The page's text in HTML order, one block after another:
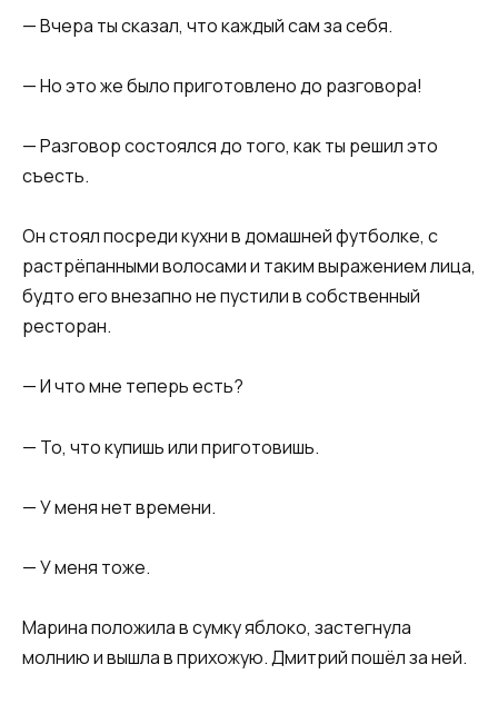
— Вчера ты сказал, что каждый сам за себя.
— Но это же было приготовлено до разговора!
— Разговор состоялся до того, как ты решил это
съесть.
Он стоял посреди кухни в домашней футболке, с
растрёпанными волосами и таким выражением лица,
будто его внезапно не пустили в собственный
ресторан.
— И что мне теперь есть?
— То, что купишь или приготовишь.
— У меня нет времени.
— У меня тоже.
Марина положила в сумку яблоко, застегнула
молнию и вышла в прихожую. Дмитрий пошёл за ней.